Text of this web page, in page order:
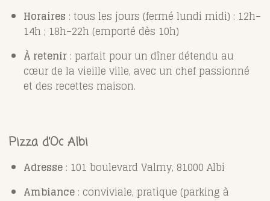
Horaires : tous les jours (fermé lundi midi) : 12h–
14h ; 18h–22h (emporté dès 10h)
À retenir : parfait pour un dîner détendu au
cœur de la vieille ville, avec un chef passionné
et des recettes maison.
Pizza d’Oc Albi
Adresse : 101 boulevard Valmy, 81000 Albi
Ambiance : conviviale, pratique (parking à